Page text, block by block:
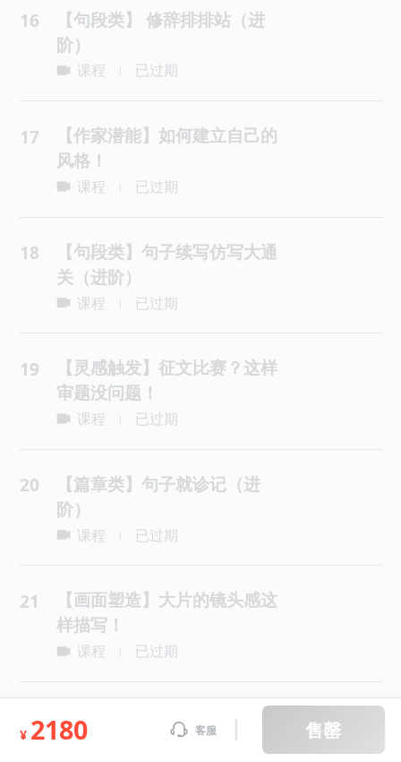
16
【句段类】 修辞排排站（进
阶）
课程 已过期
17
【作家潜能】如何建立自己的
风格！
课程 已过期
18
【句段类】句子续写仿写大通
关（进阶）
课程 已过期
19
【灵感触发】征文比赛？这样
审题没问题！
课程 已过期
20
【篇章类】句子就诊记（进
阶）
课程 已过期
21
【画面塑造】大片的镜头感这
样描写！
课程 已过期
22
【篇章类】一眼看穿记叙文的
写作顺序（进阶）
¥ 2180 客服 售罄